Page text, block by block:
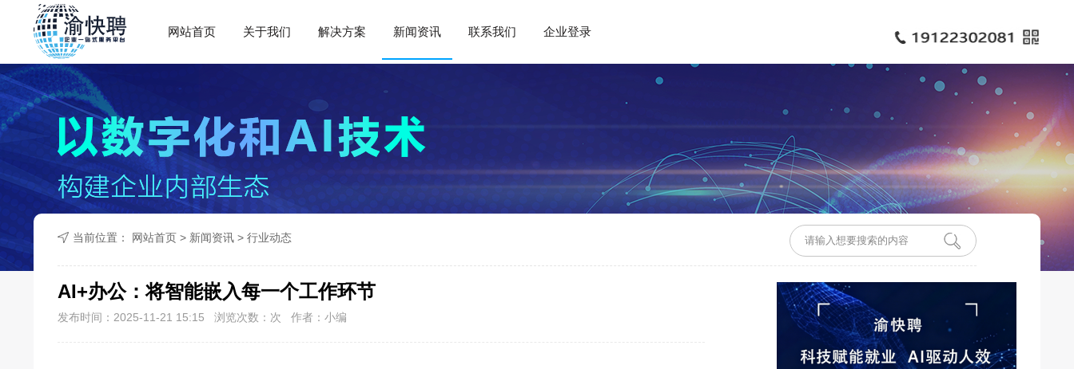
网站首页 关于我们 解决方案 新闻资讯 联系我们 企业登录
当前位置： 网站首页 > 新闻资讯 > 行业动态
AI+办公：将智能嵌入每一个工作环节
发布时间：2025-11-21 15:15 浏览次数： 次 作者：小编